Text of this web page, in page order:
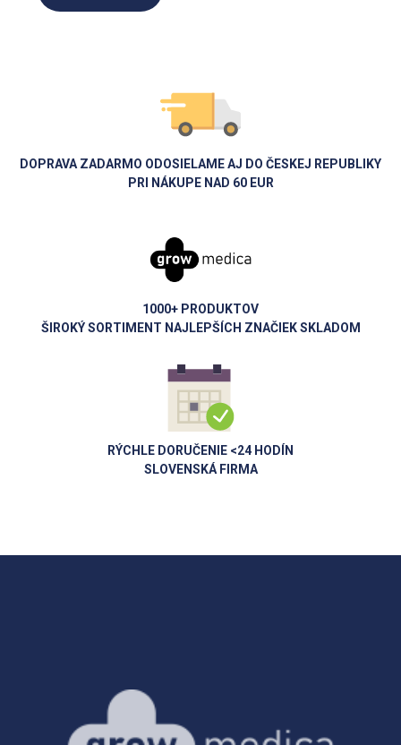
DOPRAVA ZADARMO ODOSIELAME AJ DO ČESKEJ REPUBLIKY
PRI NÁKUPE NAD 60 EUR
1000+ PRODUKTOV
ŠIROKÝ SORTIMENT NAJLEPŠÍCH ZNAČIEK SKLADOM
RÝCHLE DORUČENIE <24 HODÍN
SLOVENSKÁ FIRMA